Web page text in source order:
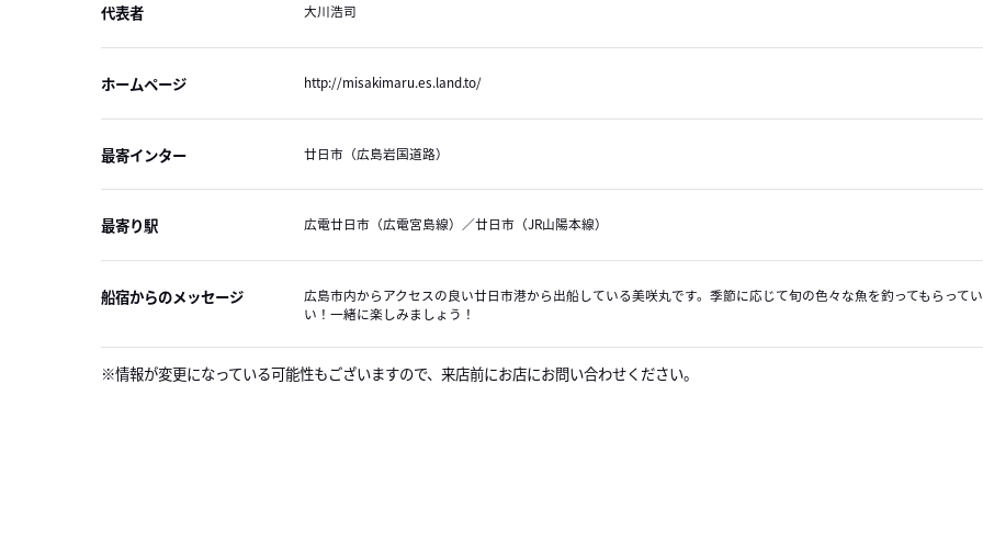
代表者 大川浩司
ホームページ http://misakimaru.es.land.to/
最寄インター 廿日市（広島岩国道路）
最寄り駅 広電廿日市（広電宮島線）／廿日市（JR山陽本線）
船宿からのメッセージ
広島市内からアクセスの良い廿日市港から出船している美咲丸です。季節に応じて旬の色々な魚を釣ってもらって
い！一緒に楽しみましょう！